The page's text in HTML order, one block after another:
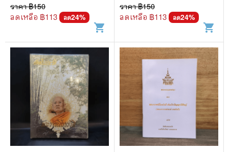
ราคา ฿150
ลดเหลือ ฿113 ลด24%
shopping_cart
ราคา ฿150
ลดเหลือ ฿113 ลด24%
shopping_cart